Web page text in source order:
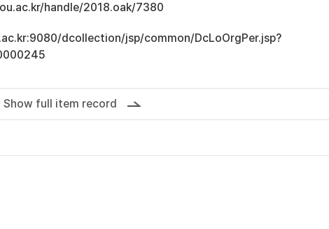
handle/2018.oak/7380
dcollection/jsp/common/DcLoOrgPer.jsp?
Show full item record